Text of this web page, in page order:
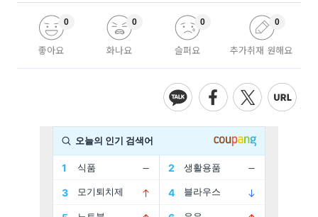
좋아요
0
화나요
0
슬퍼요
0
추가취재 원해요
0